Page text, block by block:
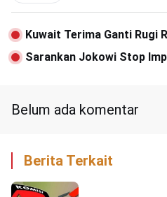
Kuwait Terima Ganti Rugi
1990
Sarankan Jokowi Stop
Belum ada komentar
Berita Terkait